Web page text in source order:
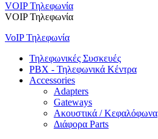
VOIP Τηλεφωνία
VOIP Τηλεφωνία
VoIP Τηλεφωνία
Τηλεφωνικές Συσκευές
PBX - Τηλεφωνικά Κέντρα
Accessories
Adapters
Gateways
Ακουστικά / Κεφαλόφωνα
Διάφορα Parts